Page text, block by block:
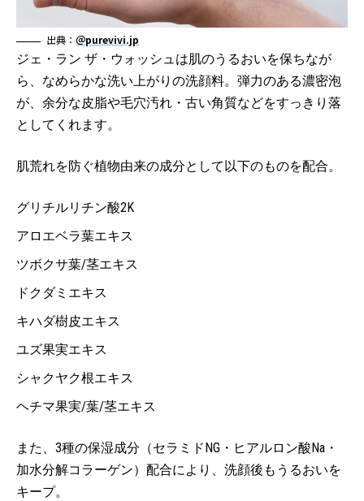
出典： ＠purevivi.jp
ジェ・ラン ザ・ウォッシュは肌のうるおいを保ちなが
ら、なめらかな洗い上がりの洗顔料。弾力のある濃密泡
が、余分な皮脂や毛穴汚れ・古い角質などをすっきり落
としてくれます。
肌荒れを防ぐ植物由来の成分として以下のものを配合。
グリチルリチン酸2K
アロエベラ葉エキス
ツボクサ葉/茎エキス
ドクダミエキス
キハダ樹皮エキス
ユズ果実エキス
シャクヤク根エキス
ヘチマ果実/葉/茎エキス
また、3種の保湿成分（セラミドNG・ヒアルロン酸Na・
加水分解コラーゲン）配合により、洗顔後もうるおいを
キープ。